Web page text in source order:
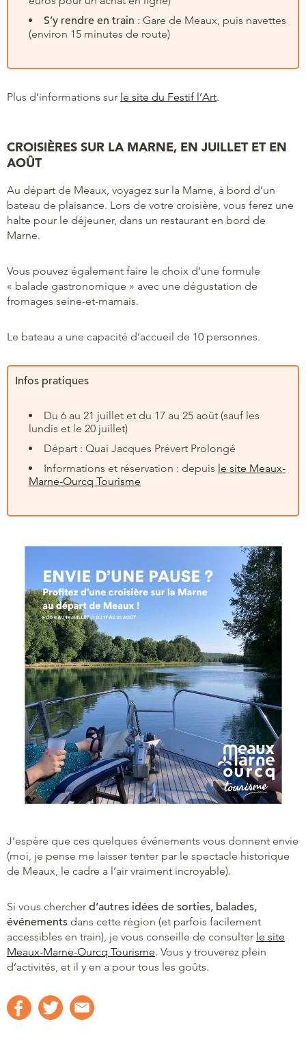
S’y rendre en train : Gare de Meaux, puis navettes
(environ 15 minutes de route)
Plus d’informations sur le site du Festif l’Art.
CROISIÈRES SUR LA MARNE, EN JUILLET ET EN
AOÛT
Au départ de Meaux, voyagez sur la Marne, à bord d’un
bateau de plaisance. Lors de votre croisière, vous ferez une
halte pour le déjeuner, dans un restaurant en bord de
Marne.
Vous pouvez également faire le choix d’une formule
« balade gastronomique » avec une dégustation de
fromages seine-et-marnais.
Le bateau a une capacité d’accueil de 10 personnes.
Infos pratiques
Du 6 au 21 juillet et du 17 au 25 août (sauf les
lundis et le 20 juillet)
Départ : Quai Jacques Prévert Prolongé
Informations et réservation : depuis le site Meaux-
Marne-Ourcq Tourisme
J’espère que ces quelques événements vous donnent envie
(moi, je pense me laisser tenter par le spectacle historique
de Meaux, le cadre a l’air vraiment incroyable).
Si vous chercher d’autres idées de sorties, balades,
événements dans cette région (et parfois facilement
accessibles en train), je vous conseille de consulter le site
Meaux-Marne-Ourcq Tourisme. Vous y trouverez plein
d’activités, et il y en a pour tous les goûts.